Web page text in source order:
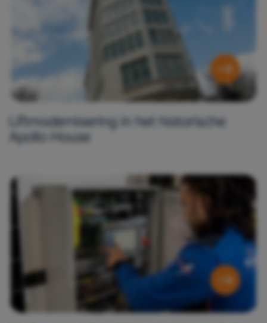
Liftmodernisering in het historische
Apollo House